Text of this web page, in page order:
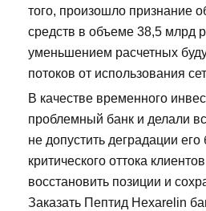
того, произошло признание
средств в объеме 38,5 млрд
уменьшением расчетных
потоков от использования
В качестве временного
проблемный банк и делали
не допустить деградации его
критического оттока
восстановить позиции и
Заказать Пептид Hexarelin